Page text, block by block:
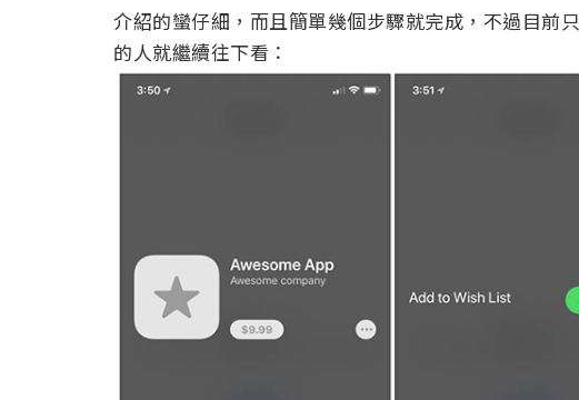
介紹的蠻仔細，而且簡單幾個步驟就完成，不過目前
的人就繼續往下看：